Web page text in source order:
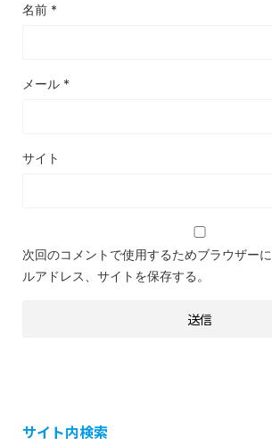
名前 *
メール *
サイト
次回のコメントで使用するためブラウザー
ルアドレス、サイトを保存する。
サイト内検索